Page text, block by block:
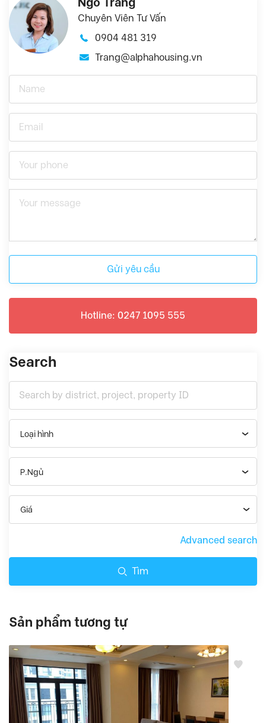
Chuyên Viên Tư Vấn
0904 481 319
Trang@alphahousing.vn
Gửi yêu cầu
Hotline: 0247 1095 555
Search
Loại hình
P.Ngủ
Giá
Advanced search
Tìm
Sản phẩm tương tự